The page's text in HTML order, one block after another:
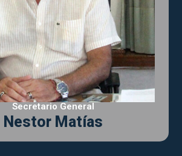
Secretario General
Nestor Matías